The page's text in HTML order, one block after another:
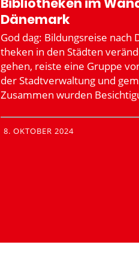
Dänemark
God dag: Bildungs­reise
theken in den Städten
gehen, reiste eine Gruppe
der Stadt­ver­waltung und
Zusammen wurden
8. OKTOBER 2024